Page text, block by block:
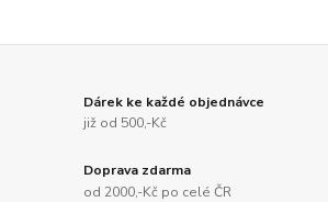
Dárek ke každé objednávce
již od 500,-Kč
Doprava zdarma
od 2000,-Kč po celé ČR